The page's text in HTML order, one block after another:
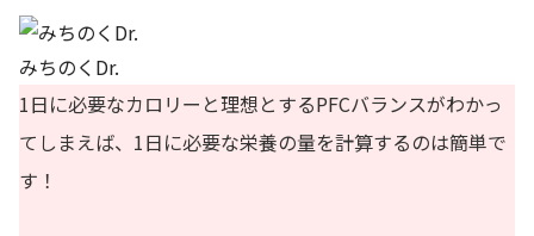
みちのくDr.
1日に必要なカロリーと理想とするPFCバランスがわかっ
てしまえば、1日に必要な栄養の量を計算するのは簡単で
す！